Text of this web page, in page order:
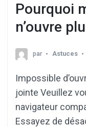
Pourquoi
n’ouvre
par Astuces
Impossible
jointe Veuillez
navigateur
Essayez de